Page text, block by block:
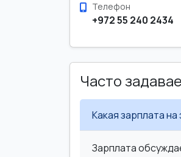
Телефон
+972 55 240 2434
Часто
Какая зарплата
Зарплата